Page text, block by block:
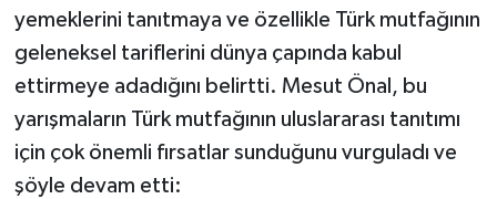
yemeklerini tanıtmaya ve özellikle Türk mutfağının
geleneksel tariflerini dünya çapında kabul
ettirmeye adadığını belirtti. Mesut Önal, bu
yarışmaların Türk mutfağının uluslararası tanıtımı
için çok önemli fırsatlar sunduğunu vurguladı ve
şöyle devam etti: